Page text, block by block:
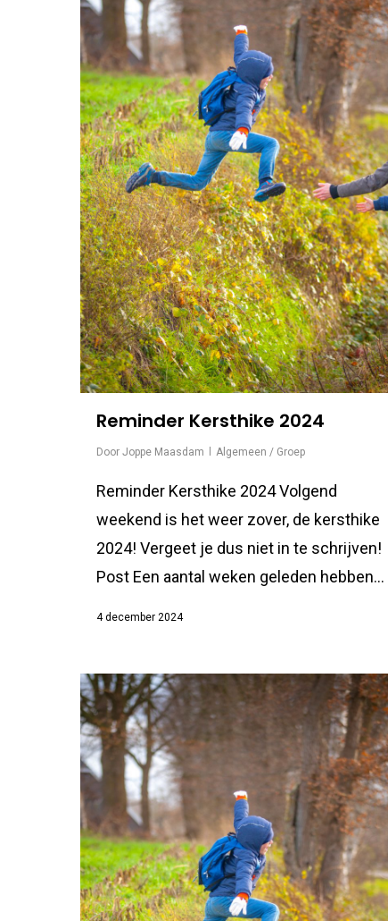
Reminder Kersthike 2024
Door Joppe Maasdam Algemeen / Groep
Reminder Kersthike 2024 Volgend
weekend is het weer zover, de kersthike
2024! Vergeet je dus niet in te schrijven!
Post Een aantal weken geleden hebben...
4 december 2024